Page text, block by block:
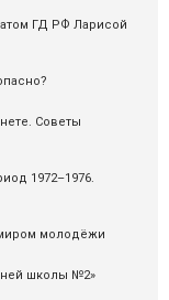
ГД РФ Ларисой
Советы
1972–1976.
молодёжи
школы №2»